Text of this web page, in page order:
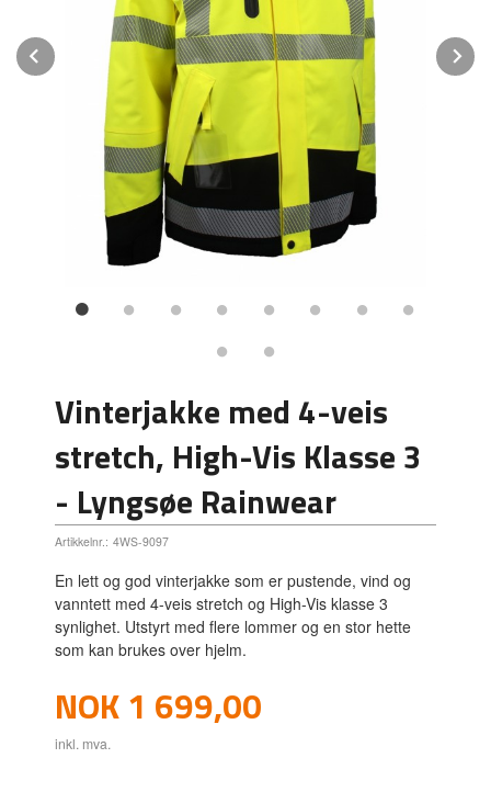
Prev
Vinterjakke med 4-veis
stretch, High-Vis Klasse 3
- Lyngsøe Rainwear
Artikkelnr.: 4WS-9097
En lett og god vinterjakke som er pustende, vind og
vanntett med 4-veis stretch og High-Vis klasse 3
synlighet. Utstyrt med flere lommer og en stor hette
som kan brukes over hjelm.
Pris
NOK1 699,00
inkl. mva.